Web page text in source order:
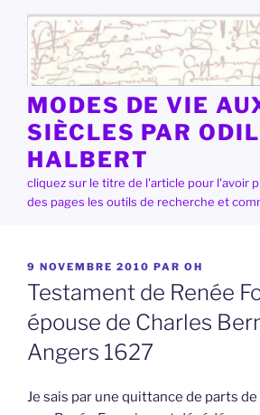
contenu
principal
MODES DE VIE
SIÈCLES PAR
HALBERT
cliquez sur le titre de l'article pour l'avoir
des pages les outils de recherche et
PUBLIÉ
LE
9 NOVEMBRE 2010 PAR OH
Testament de Renée
épouse de Charles
Angers 1627
Je sais par une quittance de parts